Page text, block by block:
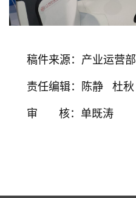
稿件来源：产业运营部
责任编辑：陈静 杜秋
审 核：单既涛